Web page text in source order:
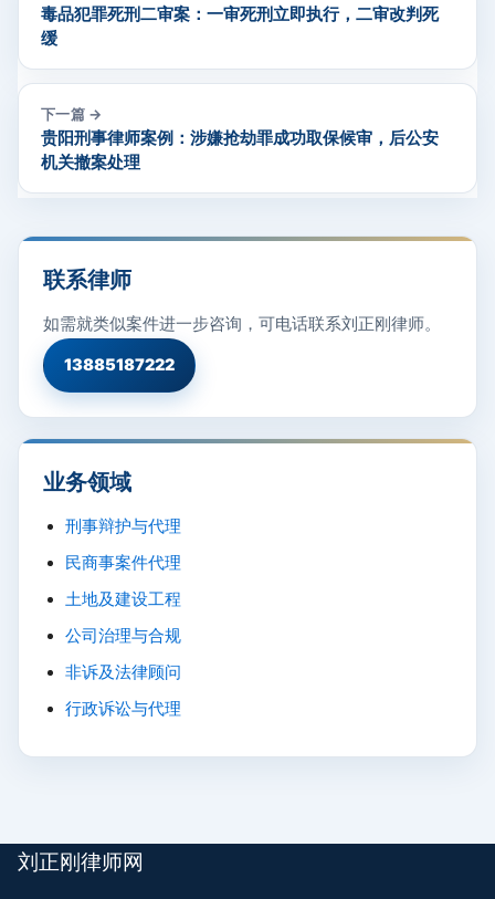
毒品犯罪死刑二审案：一审死刑立即执行，二审改判死
缓
下一篇 →
贵阳刑事律师案例：涉嫌抢劫罪成功取保候审，后公安
机关撤案处理
联系律师
如需就类似案件进一步咨询，可电话联系刘正刚律师。
13885187222
业务领域
刑事辩护与代理
民商事案件代理
土地及建设工程
公司治理与合规
非诉及法律顾问
行政诉讼与代理
刘正刚律师网